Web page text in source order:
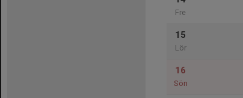
Fre
15
Lör
16
Sön